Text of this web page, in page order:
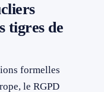
tigres de
formelles
le RGPD